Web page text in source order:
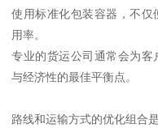
使用标准化包装容器，不
用率。
专业的货运公司通常会为
与经济性的最佳平衡点。
路线和运输方式的优化组合